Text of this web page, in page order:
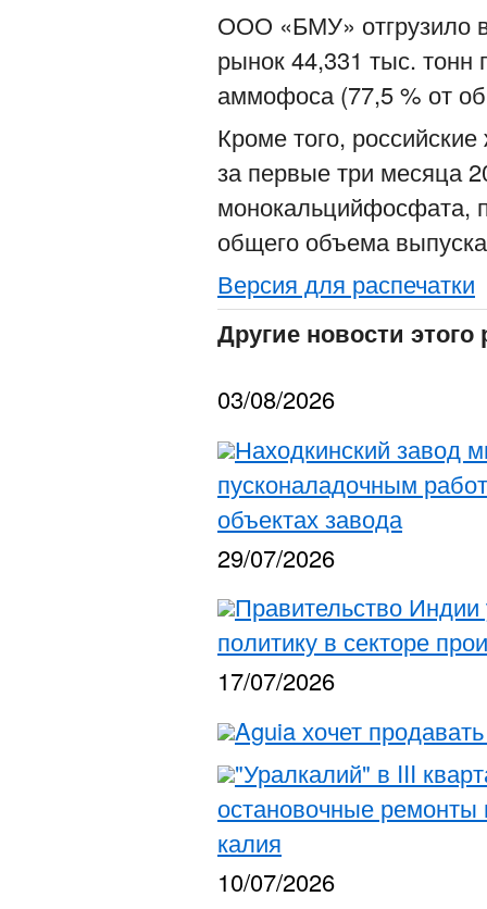
ООО «БМУ» отгрузило в
рынок 44,331 тыс. тонн
аммофоса (77,5 % от
Кроме того,
за первые три месяца
монокальцийфосфата,
общего объема
Версия для распечатки
Другие новости этого
03/08/2026
Находкинский завод
пусконаладочным
объектах завода
29/07/2026
Правительство
политику в секторе
17/07/2026
Aguia хочет
"Уралкалий" в III
остановочные ремонты
калия
10/07/2026